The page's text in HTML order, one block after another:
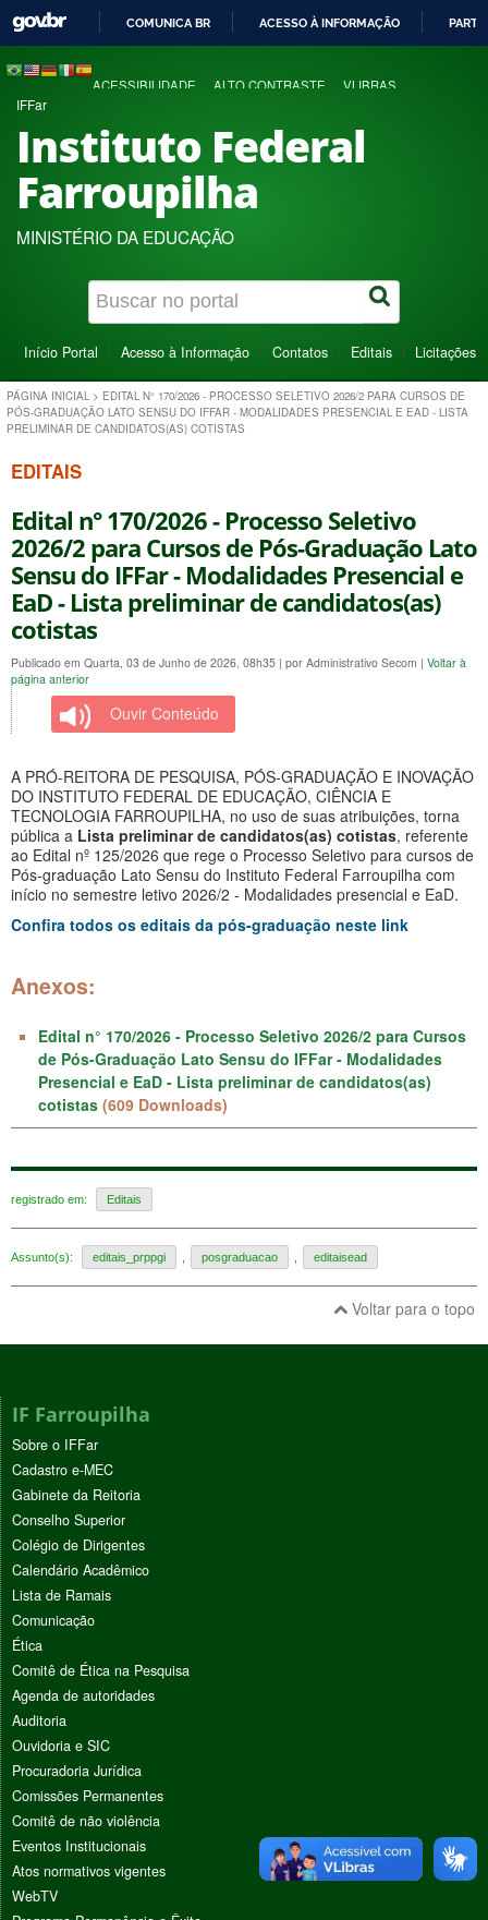
COMUNICA BR ACESSO À INFORMAÇÃO
ACESSIBILIDADE ALTO CONTRASTE VLIBRAS
IFFar
Instituto Federal
Farroupilha
MINISTÉRIO DA EDUCAÇÃO
Início Portal Acesso à Informação Contatos Editais Licitações
PÁGINA INICIAL > EDITAL N° 170/2026 - PROCESSO SELETIVO 2026/2 PARA CURSOS DE
PÓS-GRADUAÇÃO LATO SENSU DO IFFAR - MODALIDADES PRESENCIAL E EAD - LISTA
PRELIMINAR DE CANDIDATOS(AS) COTISTAS
EDITAIS
Edital n° 170/2026 - Processo Seletivo
2026/2 para Cursos de Pós-Graduação Lato
Sensu do IFFar - Modalidades Presencial e
EaD - Lista preliminar de candidatos(as)
cotistas
Publicado em Quarta, 03 de Junho de 2026, 08h35 | por Administrativo Secom | Voltar à
página anterior
Ouvir Conteúdo
A PRÓ-REITORA DE PESQUISA, PÓS-GRADUAÇÃO E INOVAÇÃO
DO INSTITUTO FEDERAL DE EDUCAÇÃO, CIÊNCIA E
TECNOLOGIA FARROUPILHA, no uso de suas atribuições, torna
pública a Lista preliminar de candidatos(as) cotistas, referente
ao Edital nº 125/2026 que rege o Processo Seletivo para cursos de
Pós-graduação Lato Sensu do Instituto Federal Farroupilha com
início no semestre letivo 2026/2 - Modalidades presencial e EaD.
Confira todos os editais da pós-graduação neste link
Anexos:
Edital n° 170/2026 - Processo Seletivo 2026/2 para Cursos
de Pós-Graduação Lato Sensu do IFFar - Modalidades
Presencial e EaD - Lista preliminar de candidatos(as)
cotistas (609 Downloads)
registrado em: Editais
Assunto(s): editais_prppgi posgraduacao editaisead
Voltar para o topo
IF Farroupilha
Sobre o IFFar
Cadastro e-MEC
Gabinete da Reitoria
Conselho Superior
Colégio de Dirigentes
Calendário Acadêmico
Lista de Ramais
Comunicação
Ética
Comitê de Ética na Pesquisa
Agenda de autoridades
Auditoria
Ouvidoria e SIC
Procuradoria Jurídica
Comissões Permanentes
Comitê de não violência
Eventos Institucionais
Atos normativos vigentes
WebTV